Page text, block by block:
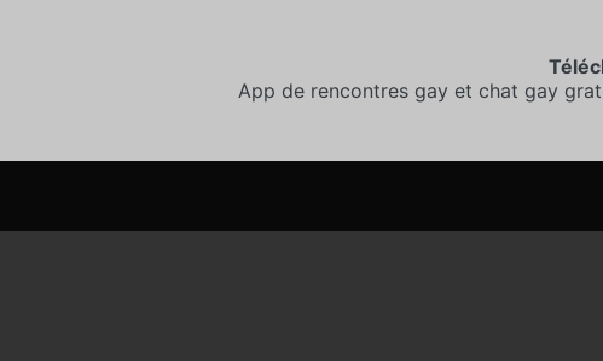
App de rencontres gay et chat gay